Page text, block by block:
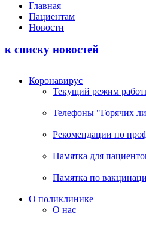
Главная
Пациентам
Новости
к списку новостей
Коронавирус
Текущий режим
Телефоны "Горячих
Рекомендации по
Памятка для
Памятка по
О поликлинике
О нас